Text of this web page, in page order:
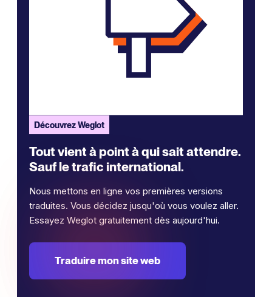
Découvrez Weglot
Tout vient à point à qui sait attendre.
Sauf le trafic international.
Nous mettons en ligne vos premières versions
traduites. Vous décidez jusqu'où vous voulez aller.
Essayez Weglot gratuitement dès aujourd'hui.
Traduire mon site web